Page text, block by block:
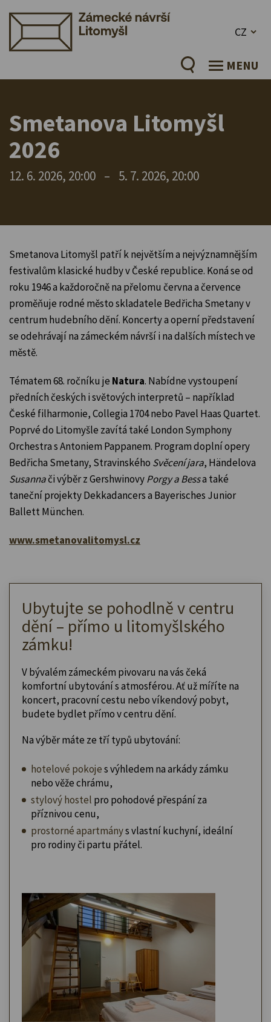
CZ
MENU
Smetanova Litomyšl
2026
12. 6. 2026, 20:00 – 5. 7. 2026, 20:00
Smetanova Litomyšl patří k největším a nejvýznamnějším
festivalům klasické hudby v České republice. Koná se od
roku 1946 a každoročně na přelomu června a července
proměňuje rodné město skladatele Bedřicha Smetany v
centrum hudebního dění. Koncerty a operní představení
se odehrávají na zámeckém návrší i na dalších místech ve
městě.
Tématem 68. ročníku je Natura. Nabídne vystoupení
předních českých i světových interpretů – například
České filharmonie, Collegia 1704 nebo Pavel Haas Quartet.
Poprvé do Litomyšle zavítá také London Symphony
Orchestra s Antoniem Pappanem. Program doplní opery
Bedřicha Smetany, Stravinského Svěcení jara, Händelova
Susannači výběr z GershwinovyPorgy a Bessa také
taneční projekty Dekkadancers a Bayerisches Junior
Ballett München.
www.smetanovalitomysl.cz
Ubytujte se pohodlně v centru
dění – přímo u litomyšlského
zámku!
V bývalém zámeckém pivovaru na vás čeká
komfortní ubytování s atmosférou. Ať už míříte na
koncert, pracovní cestu nebo víkendový pobyt,
budete bydlet přímo v centru dění.
Na výběr máte ze tří typů ubytování:
hotelové pokojes výhledem na arkády zámku
nebo věže chrámu,
stylový hostel pro pohodové přespání za
příznivou cenu,
prostorné apartmánys vlastní kuchyní, ideální
pro rodiny či partu přátel.